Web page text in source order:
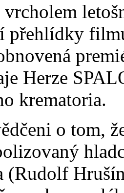
přehlídky
Herze
krematoria.
o tom,